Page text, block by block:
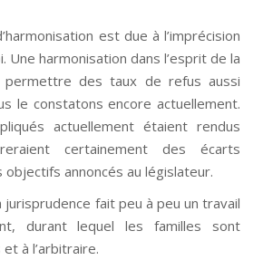
est due à l’imprécision
Une harmonisation dans l’esprit de la
des taux de refus aussi
le constatons encore actuellement.
actuellement étaient rendus
certainement des écarts
annoncés au législateur.
jurisprudence fait peu à peu un travail
durant lequel les familles sont
à l’arbitraire.